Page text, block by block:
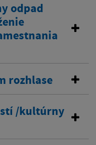
odpad
rozhlase
/kultúrny